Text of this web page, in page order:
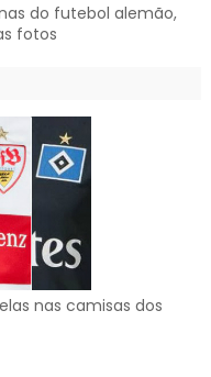
do futebol alemão,
fotos
nas camisas dos